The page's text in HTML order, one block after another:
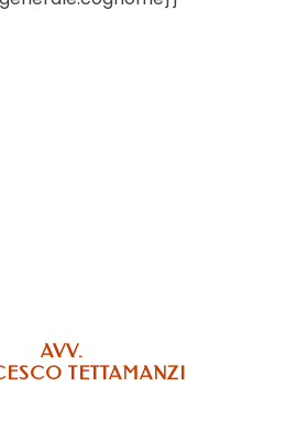
AVV.
TETTAMANZI